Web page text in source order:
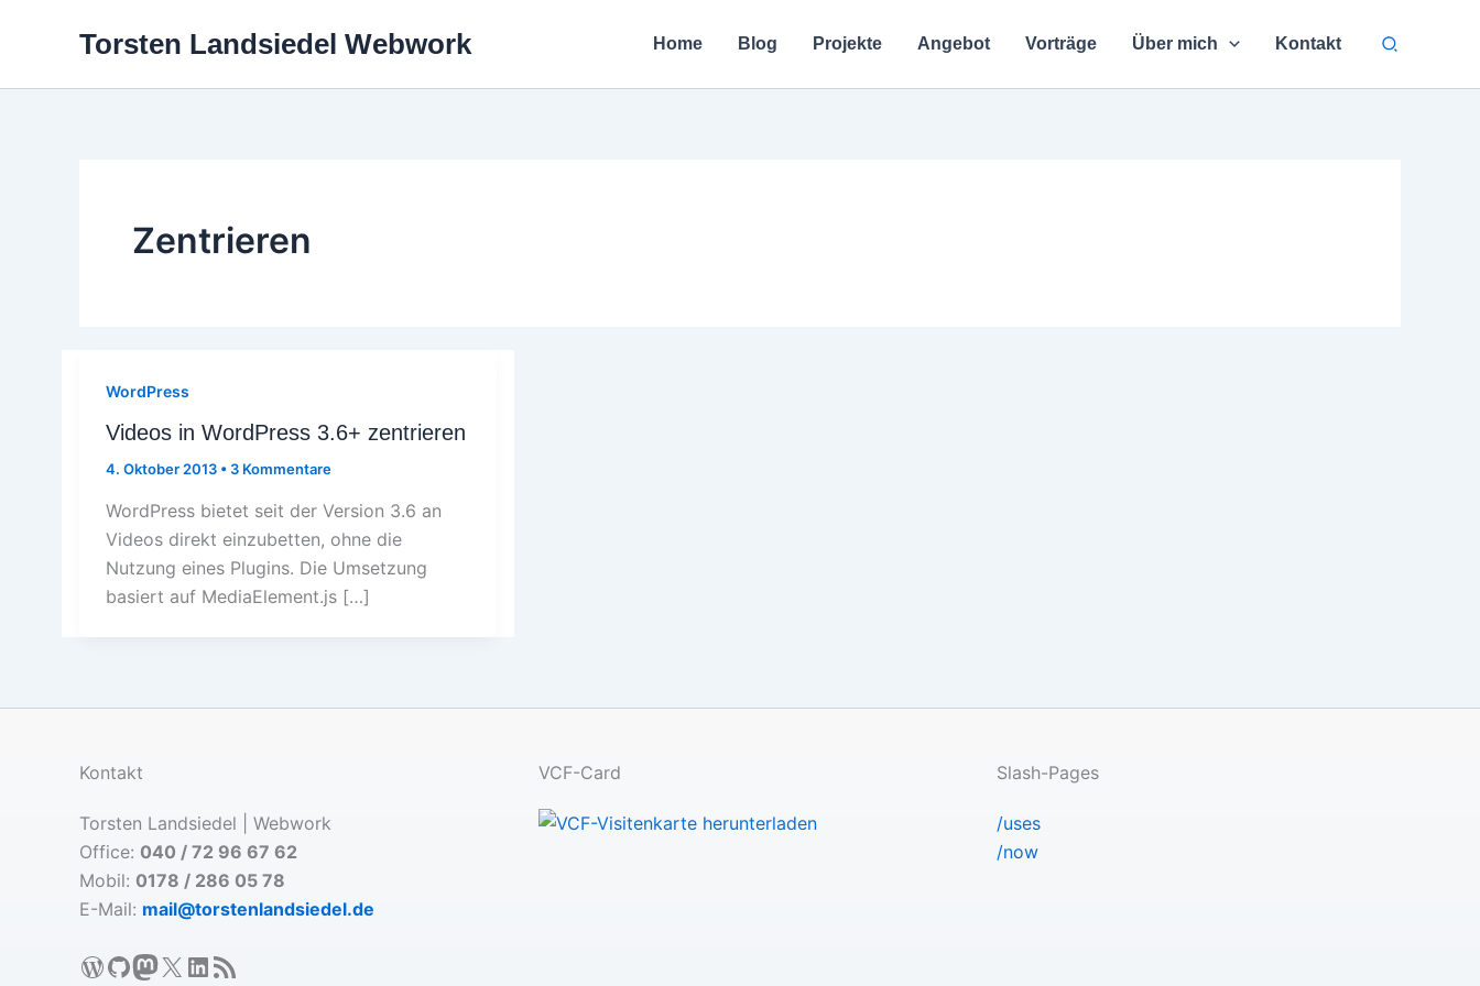
Torsten Landsiedel Webwork Home Blog Projekte Angebot Vorträge Über mich Kontakt Suchen
Zentrieren
WordPress
Videos in WordPress 3.6+ zentrieren
4. Oktober 2013 • 3 Kommentare
WordPress bietet seit der Version 3.6 an
Videos direkt einzubetten, ohne die
Nutzung eines Plugins. Die Umsetzung
basiert auf MediaElement.js […]
Kontakt
Torsten Landsiedel | Webwork
Office: 040 / 72 96 67 62
Mobil: 0178 / 286 05 78
E-Mail: mail@torstenlandsiedel.de
WordPress
GitHub
Mastodon
X LinkedIn
RSS-Feed
VCF-Card Slash-Pages
/uses
/now